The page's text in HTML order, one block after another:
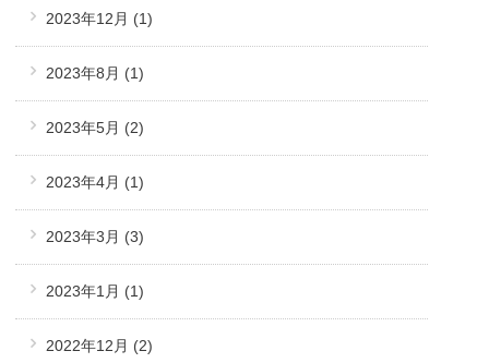
2023年12月 (1)
2023年8月 (1)
2023年5月 (2)
2023年4月 (1)
2023年3月 (3)
2023年1月 (1)
2022年12月 (2)